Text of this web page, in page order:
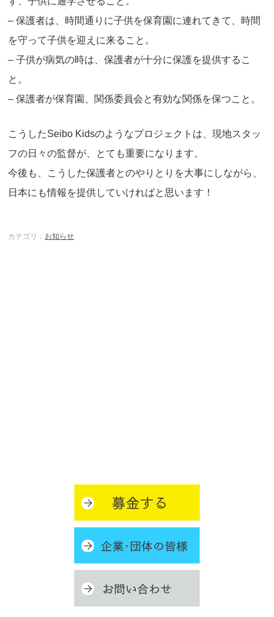
– 保護者は、時間通りに子供を保育園に連れてきて、時間
を守って子供を迎えに来ること。
– 子供が病気の時は、保護者が十分に保護を提供するこ
と。
– 保護者が保育園、関係委員会と有効な関係を保つこと。
こうしたSeibo Kidsのようなプロジェクトは、現地スタッ
フの日々の監督が、とても重要になります。
今後も、こうした保護者とのやりとりを大事にしながら、
日本にも情報を提供していければと思います！
カテゴリ： お知らせ